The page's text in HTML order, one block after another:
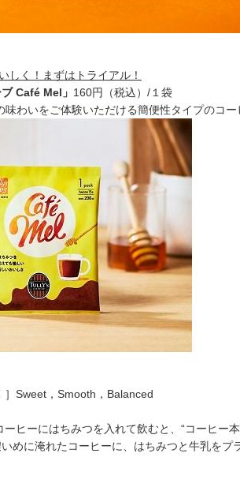
しく！まずはトライアル！
Café Mel」 160円（税込）/１袋
わいをご体験いただける簡便性タイプのコー
］Sweet，Smooth，Balanced
ーにはちみつを入れて飲むと、“コーヒー本
めに淹れたコーヒーに、はちみつと牛乳をプ